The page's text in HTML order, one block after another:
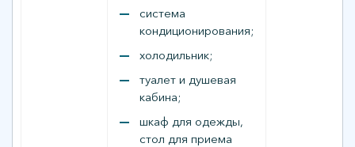
система
кондиционирования;
холодильник;
туалет и душевая
кабина;
шкаф для одежды,
стол для приема